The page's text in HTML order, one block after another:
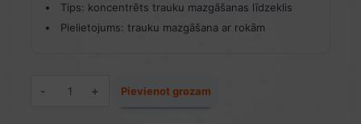
Tips: koncentrēts trauku mazgāšanas līdzeklis
Pielietojums: trauku mazgāšana ar rokām
trauku
Pievienot grozam